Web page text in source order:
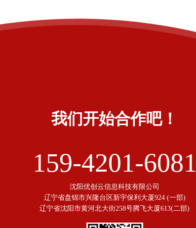
我们开始合作吧！
159-4201-6081
沈阳优创云信息科技有限公司
辽宁省盘锦市兴隆台区新宇保利大厦924 (一部)
辽宁省沈阳市黄河北大街258号腾飞大厦613(二部)